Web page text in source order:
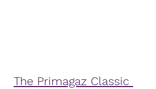
The Primagaz Classic